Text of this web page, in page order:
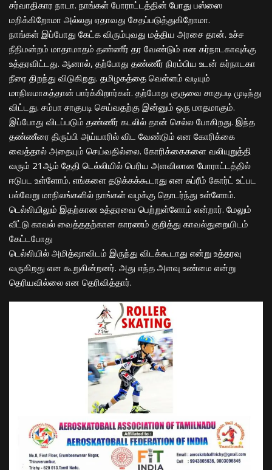
சர்வாதிகார நாடா. நாங்கள் போராட்டத்தின் போது பஸ்ஸை
மறிக்கிறோமா அல்லது ஏதாவது சேதப்படுத்துகிறோமா.
நாங்கள் இப்போது கேட்க விரும்புவது மத்திய அரசை தான். உச்ச
நீதிமன்றம் மாதாமாதம் தண்ணீர் தர வேண்டும் என கர்நாடகாவுக்கு
உத்தரவிட்டது. ஆனால், தற்போது தண்ணீர் நிரம்பிய உடன் கர்நாடகா
நீரை திறந்து விடுகிறது. தமிழகத்தை வெள்ளம் வடியும்
மாநிலமாகத்தான் பார்க்கிறார்கள். தற்போது குருவை சாகுபடி முடிந்து
விட்டது. சம்பா சாகுபடி செய்வதற்கு இன்னும் ஒரு மாதமாகும்.
இப்போது விடப்படும் தண்ணீர் கடலில் தான் செல்ல போகிறது. இந்த
தண்ணீரை திருப்பி அய்யாரில் விட வேண்டும் என கோரிக்கை
வைத்தால் அதையும் செய்வதில்லை. கோரிக்கைகளை வலியுறுத்தி
வரும் 21ஆம் தேதி டெல்லியில் பெரிய அளவிலான போராட்டத்தில்
ஈடுபட உள்ளோம். எங்களை தடுக்கக்கூடாது என சுப்ரீம் கோர்ட் உட்பட
பல்வேறு மாநிலங்களில் நாங்கள் வழக்கு தொடர்ந்து உள்ளோம்.
டெல்லியிலும் இதற்கான உத்தரவை பெற்றுள்ளோம் என்றார். மேலும்
வீட்டு காவல் வைத்ததற்கான காரணம் குறித்து காவல்துறையிடம்
கேட்டபோது
டெல்லியில் அமித்ஷாவிடம் இருந்து விடக்கூடாது என்று உத்தரவு
வருகிறது என கூறுகின்றனர். அது எந்த அளவு உண்மை என்று
தெரியவில்லை என தெரிவித்தார்.